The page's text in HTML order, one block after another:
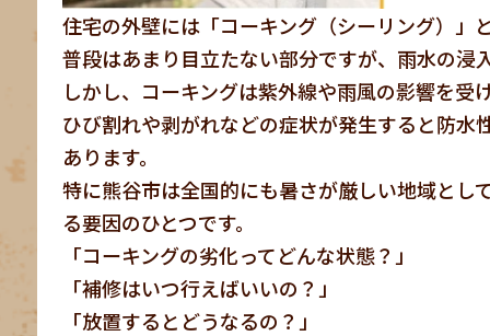
住宅の外壁には「コーキング（シーリング）」
普段はあまり目立たない部分ですが、雨水の浸
しかし、コーキングは紫外線や雨風の影響を
ひび割れや剥がれなどの症状が発生すると防
あります。
特に熊谷市は全国的にも暑さが厳しい地域とし
る要因のひとつです。
「コーキングの劣化ってどんな状態？」
「補修はいつ行えばいいの？」
「放置するとどうなるの？」